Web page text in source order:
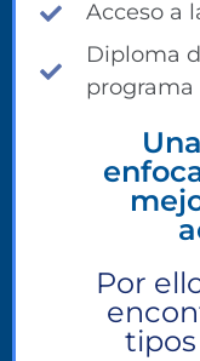
Acceso a
Diploma
programa
Por